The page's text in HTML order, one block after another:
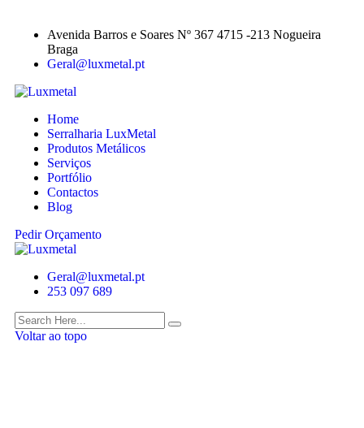
Avenida Barros e Soares Nº 367 4715 -213 Nogueira
Braga
Geral@luxmetal.pt
Home
Serralharia LuxMetal
Produtos Metálicos
Serviços
Portfólio
Contactos
Blog
Pedir Orçamento
Geral@luxmetal.pt
253 097 689
Voltar ao topo